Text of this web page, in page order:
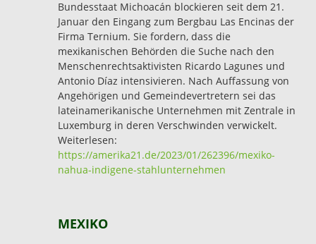
Bundesstaat Michoacán blockieren seit dem 21.
Januar den Eingang zum Bergbau Las Encinas der
Firma Ternium. Sie fordern, dass die
mexikanischen Behörden die Suche nach den
Menschenrechtsaktivisten Ricardo Lagunes und
Antonio Díaz intensivieren. Nach Auffassung von
Angehörigen und Gemeindevertretern sei das
lateinamerikanische Unternehmen mit Zentrale in
Luxemburg in deren Verschwinden verwickelt.
Weiterlesen:
https://amerika21.de/2023/01/262396/mexiko-
nahua-indigene-stahlunternehmen
MEXIKO